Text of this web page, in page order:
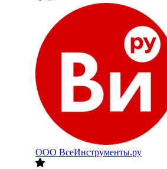
ООО ВсеИнструменты.ру